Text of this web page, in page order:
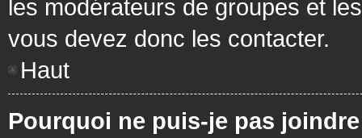
les modérateurs de groupes et
vous devez donc les contacter.
Haut
Pourquoi ne puis-je pas